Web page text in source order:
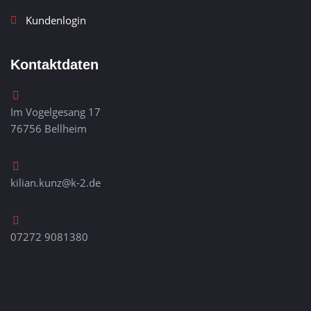
Kundenlogin
Kontaktdaten
Im Vogelgesang 17
76756 Bellheim
kilian.kunz@k-2.de
07272 9081380